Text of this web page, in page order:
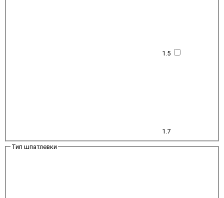
1.5
1.7
Тип шпатлевки